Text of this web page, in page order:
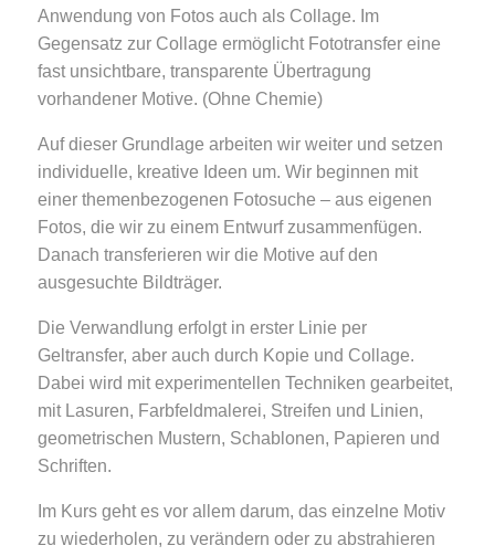
Anwendung von Fotos auch als Collage. Im
Gegensatz zur Collage ermöglicht Fototransfer eine
fast unsichtbare, transparente Übertragung
vorhandener Motive. (Ohne Chemie)
Auf dieser Grundlage arbeiten wir weiter und setzen
individuelle, kreative Ideen um. Wir beginnen mit
einer themenbezogenen Fotosuche – aus eigenen
Fotos, die wir zu einem Entwurf zusammenfügen.
Danach transferieren wir die Motive auf den
ausgesuchte Bildträger.
Die Verwandlung erfolgt in erster Linie per
Geltransfer, aber auch durch Kopie und Collage.
Dabei wird mit experimentellen Techniken gearbeitet,
mit Lasuren, Farbfeldmalerei, Streifen und Linien,
geometrischen Mustern, Schablonen, Papieren und
Schriften.
Im Kurs geht es vor allem darum, das einzelne Motiv
zu wiederholen, zu verändern oder zu abstrahieren